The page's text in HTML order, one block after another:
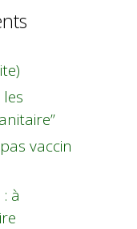
les
vaccin
à